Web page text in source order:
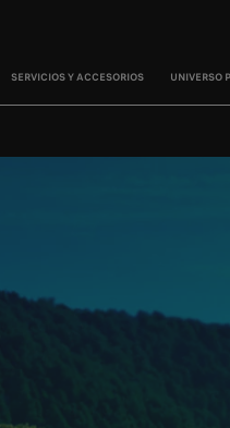
SERVICIOS Y ACCESORIOS UNIVERSO